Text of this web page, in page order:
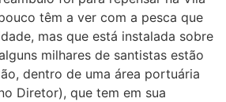
têm a ver com a pesca que
mas que está instalada sobre
milhares de santistas estão
dentro de uma área portuária
Diretor), que tem em sua